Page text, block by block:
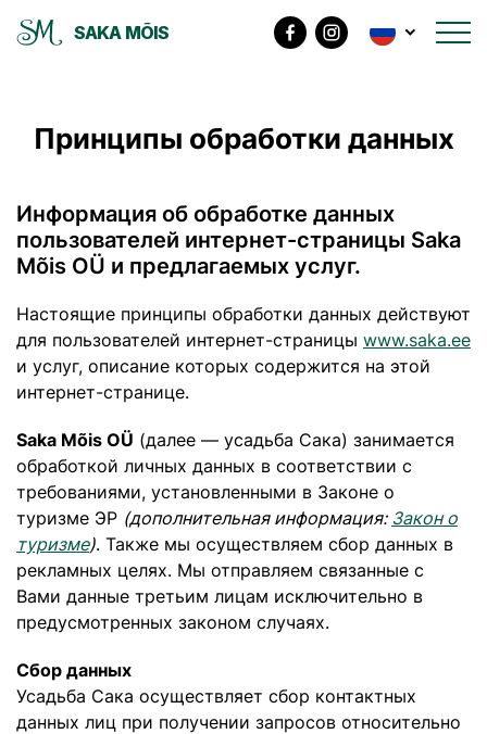
SAKA MÕIS
Принципы обработки данных
Информация об обработке данных
пользователей интернет-страницы Saka
Mõis OÜ и предлагаемых услуг.
Настоящие принципы обработки данных действуют
для пользователей интернет-страницы www.saka.ee
и услуг, описание которых содержится на этой
интернет-странице.
Saka Mõis OÜ (далее — усадьба Сака) занимается
обработкой личных данных в соответствии с
требованиями, установленными в Законе о
туризме ЭР (дополнительная информация: Закон о
туризме). Также мы осуществляем сбор данных в
рекламных целях. Мы отправляем связанные с
Вами данные третьим лицам исключительно в
предусмотренных законом случаях.
Сбор данных
Усадьба Сака осуществляет сбор контактных
данных лиц при получении запросов относительно